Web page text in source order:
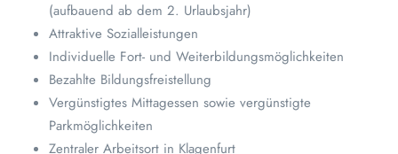
(aufbauend ab dem 2. Urlaubsjahr)
Attraktive Sozialleistungen
Individuelle Fort- und Weiterbildungsmöglichkeiten
Bezahlte Bildungsfreistellung
Vergünstigtes Mittagessen sowie vergünstigte
Parkmöglichkeiten
Zentraler Arbeitsort in Klagenfurt